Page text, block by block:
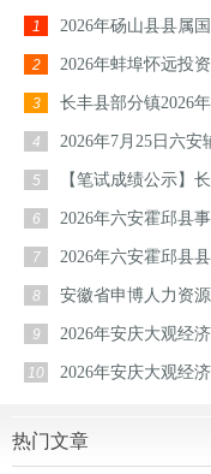
1 2026年砀山县县属
2 2026年蚌埠怀远投
3 长丰县部分镇2026
4 2026年7月25日六安
5 【笔试成绩公示】
6 2026年六安霍邱县
7 2026年六安霍邱县
8 安徽省申博人力资
9 2026年安庆大观经
10 2026年安庆大观经
热门文章